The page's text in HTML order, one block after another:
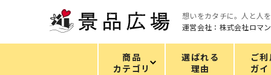
想いをカタチに。人と人
運営会社：株式会社ロマン
商品
カテゴリ
選ばれる
理由
ご
ガ